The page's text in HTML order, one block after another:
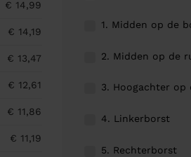
€ 14,99
€ 14,19
€ 13,47
€ 12,61
€ 11,86
€ 11,19
1. Midden op de
2. Midden op de
3. Hoogachter op
4. Linkerborst
5. Rechterborst